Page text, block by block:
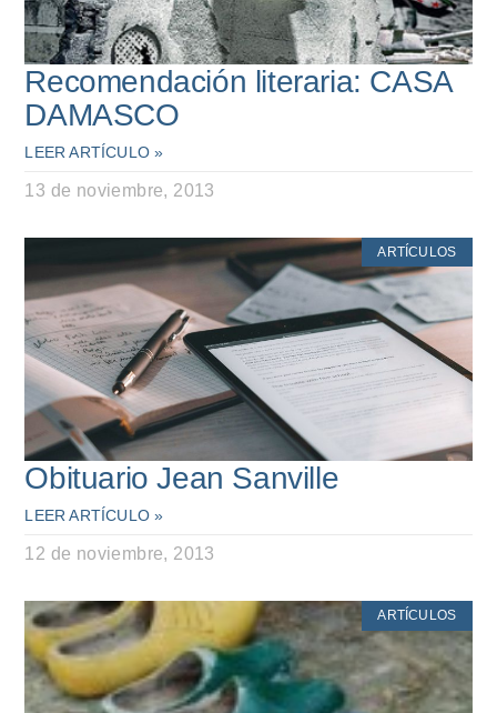
Recomendación literaria: CASA
DAMASCO
LEER ARTÍCULO »
13 de noviembre, 2013
ARTÍCULOS
Obituario Jean Sanville
LEER ARTÍCULO »
12 de noviembre, 2013
ARTÍCULOS